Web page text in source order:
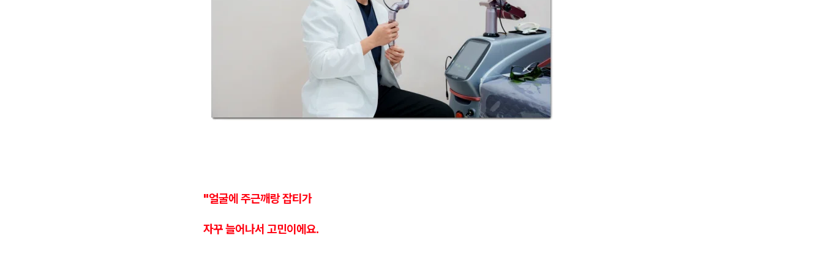
"얼굴에 주근깨랑 잡티가
자꾸 늘어나서 고민이에요.